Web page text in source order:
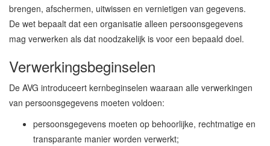
brengen, afschermen, uitwissen en vernietigen van gegevens.
De wet bepaalt dat een organisatie alleen persoonsgegevens
mag verwerken als dat noodzakelijk is voor een bepaald doel.
Verwerkingsbeginselen
De AVG introduceert kernbeginselen waaraan alle verwerkingen
van persoonsgegevens moeten voldoen:
persoonsgegevens moeten op behoorlijke, rechtmatige en
transparante manier worden verwerkt;